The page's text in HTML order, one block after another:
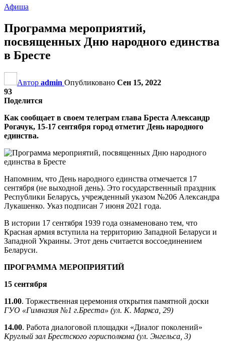
Афиша
Программа мероприятий,
посвященных Дню народного единства
в Бресте
Автор admin Опубликовано Сен 15, 2022
93
Поделится
Как сообщает в своем телеграм глава Бреста Александр
Рогачук, 15-17 сентября город отметит День народного
единства.
Напомним, что День народного единства отмечается 17
сентября (не выходной день). Это государственный праздник
Республики Беларусь, учрежденный указом №206 Александра
Лукашенко. Указ подписан 7 июня 2021 года.
В истории 17 сентября 1939 года ознаменовано тем, что
Красная армия вступила на территорию Западной Беларуси и
Западной Украины. Этот день считается воссоединением
Беларуси.
ПРОГРАММА МЕРОПРИЯТИЙ
15 сентября
11.00. Торжественная церемония открытия памятной доски
ГУО «Гимназия №1 г.Бреста» (ул. К. Маркса, 29)
14.00. Работа диалоговой площадки «Диалог поколений»
Круглый зал Брестского горисполкома (ул. Энгельса, 3)